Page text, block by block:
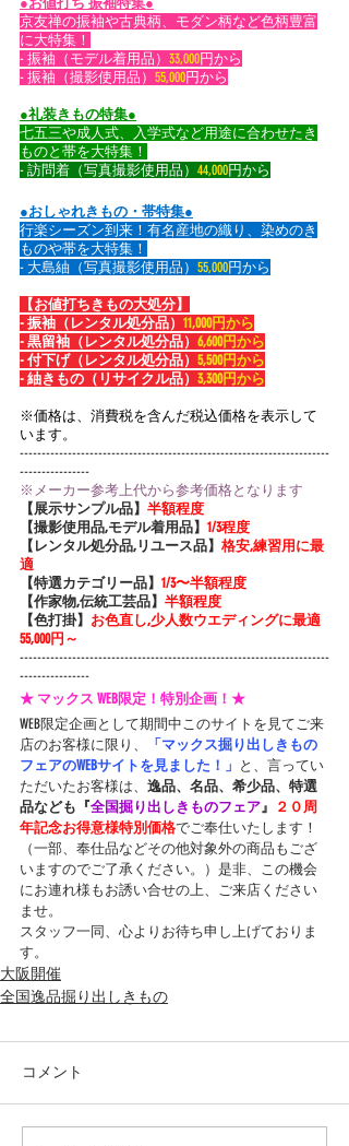
京友禅の振袖や古典柄、モダン柄など色柄豊富
に大特集！
- 振袖（モデル着用品） 33,000円から
- 振袖（撮影使用品） 55,000円から
●礼装きもの特集●
七五三や成人式、入学式など用途に合わせたき
ものと帯を大特集！
- 訪問着（写真撮影使用品） 44,000円から
●おしゃれきもの・帯特集●
行楽シーズン到来！有名産地の織り、染めのき
ものや帯を大特集！
- 大島紬（写真撮影使用品） 55,000円から
【お値打ちきもの大処分】
- 振袖（レンタル処分品） 11,000円から
- 黒留袖（レンタル処分品） 6,600円から
- 付下げ（レンタル処分品） 5,500円から
- 紬きもの（リサイクル品） 3,300円から
​※価格は、消費税を含んだ税込価格を表示して
います。
-----------------------------------------------------------------------
----------------
※メーカー参考上代から参考価格となります
【展示サンプル品】 半額程度
【撮影使用品,モデル着用品】 1/3程度
【レンタル処分品,リユース品】 格安,練習用に最
適
【特選カテゴリー品】 1/3〜半額程度
【作家物,伝統工芸品】 半額程度
【色打掛】 お色直し,少人数ウエディングに最適
55,000円～
-----------------------------------------------------------------------
----------------
★ マックス WEB限定！特別企画！★
WEB限定企画として期間中このサイトを見てご来
店のお客様に限り、
「マックス掘り出しきもの
フェアのWEBサイトを見ました！」 と、言ってい
ただいたお客様は、 逸品、名品、希少品、特選
品なども『全国掘り出しきものフェア 』
２０周
年記念お得意様特別価格でご奉仕いたします！
（一部、奉仕品などその他対象外の商品もござ
いますのでご了承ください。）是非、この機会
にお連れ様もお誘い合せの上、ご来店ください
ませ。
スタッフ一同、心よりお待ち申し上げておりま
す。
大阪開催
全国逸品掘り出しきもの
コメント